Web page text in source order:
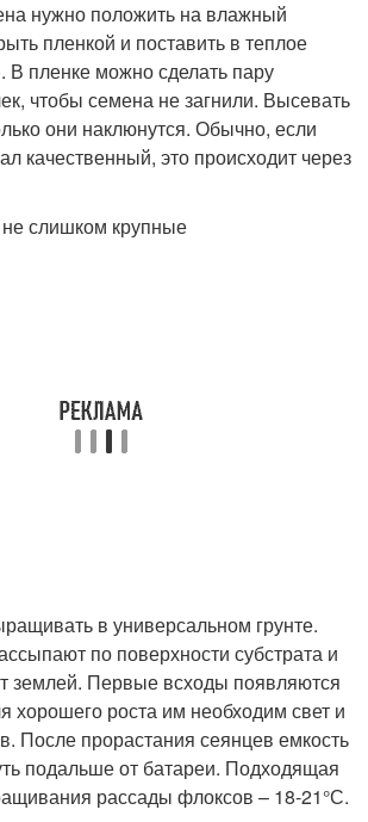
нужно положить на влажный
пленкой и поставить в теплое
В пленке можно сделать пару
чтобы семена не загнили. Высевать
они наклюнутся. Обычно, если
качественный, это происходит через
слишком крупные
в универсальном грунте.
по поверхности субстрата и
землей. Первые всходы появляются
хорошего роста им необходим свет и
После прорастания сеянцев емкость
подальше от батареи. Подходящая
рассады флоксов – 18-21°С.